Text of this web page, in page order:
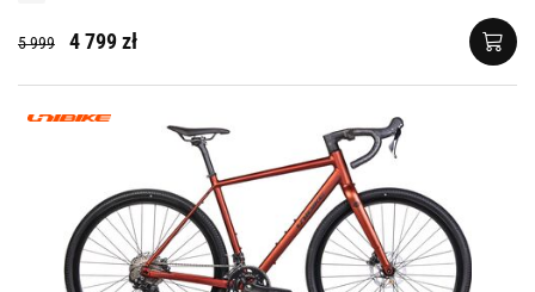
5 999 4 799 zł